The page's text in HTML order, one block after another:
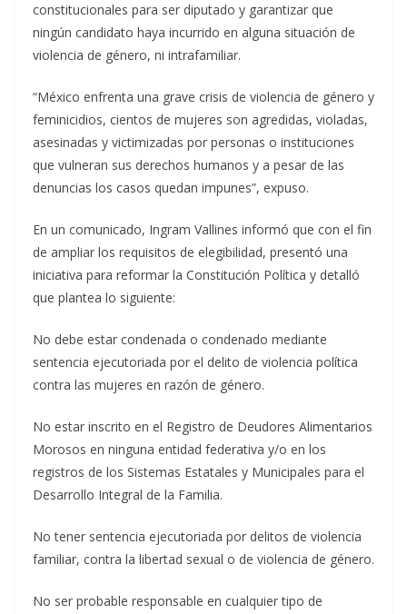
constitucionales para ser diputado y garantizar que
ningún candidato haya incurrido en alguna situación de
violencia de género, ni intrafamiliar.
“México enfrenta una grave crisis de violencia de género y
feminicidios, cientos de mujeres son agredidas, violadas,
asesinadas y victimizadas por personas o instituciones
que vulneran sus derechos humanos y a pesar de las
denuncias los casos quedan impunes”, expuso.
En un comunicado, Ingram Vallines informó que con el fin
de ampliar los requisitos de elegibilidad, presentó una
iniciativa para reformar la Constitución Política y detalló
que plantea lo siguiente:
No debe estar condenada o condenado mediante
sentencia ejecutoriada por el delito de violencia política
contra las mujeres en razón de género.
No estar inscrito en el Registro de Deudores Alimentarios
Morosos en ninguna entidad federativa y/o en los
registros de los Sistemas Estatales y Municipales para el
Desarrollo Integral de la Familia.
No tener sentencia ejecutoriada por delitos de violencia
familiar, contra la libertad sexual o de violencia de género.
No ser probable responsable en cualquier tipo de